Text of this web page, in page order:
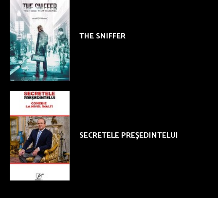
THE SNIFFER
SECRETELE PREŞEDINTELUI